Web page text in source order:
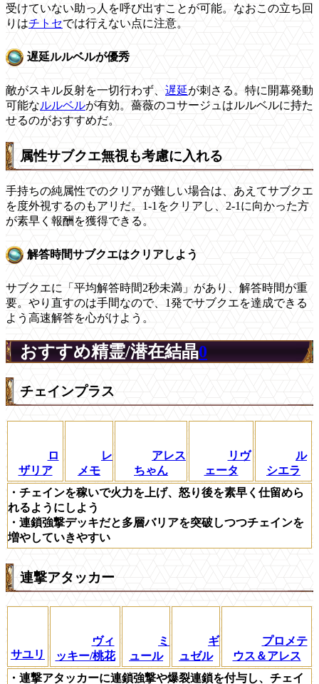
受けていない助っ人を呼び出すことが可能。なおこの立ち回
りはチトセでは行えない点に注意。
遅延ルルベルが優秀
敵がスキル反射を一切行わず、遅延が刺さる。特に開幕発動
可能なルルベルが有効。薔薇のコサージュはルルベルに持た
せるのがおすすめだ。
属性サブクエ無視も考慮に入れる
手持ちの純属性でのクリアが難しい場合は、あえてサブクエ
を度外視するのもアリだ。1-1をクリアし、2-1に向かった方
が素早く報酬を獲得できる。
解答時間サブクエはクリアしよう
サブクエに「平均解答時間2秒未満」があり、解答時間が重
要。やり直すのは手間なので、1発でサブクエを達成できる
よう高速解答を心がけよう。
おすすめ精霊/潜在結晶0
チェインプラス
ロ
ザリア
レ
メモ
アレス
ちゃん
リヴ
ェータ
ル
シエラ
・チェインを稼いで火力を上げ、怒り後を素早く仕留めら
れるようにしよう
・連鎖強撃デッキだと多層バリアを突破しつつチェインを
増やしていきやすい
連撃アタッカー
サユリ
ヴィ
ッキー/桃花
ミ
ュール
ギ
ュゼル
プロメテ
ウス＆アレス
・連撃アタッカーに連鎖強撃や爆裂連鎖を付与し、チェイ